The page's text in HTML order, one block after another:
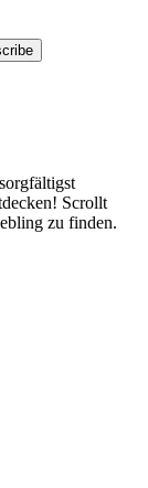
Scrollt
zu finden.